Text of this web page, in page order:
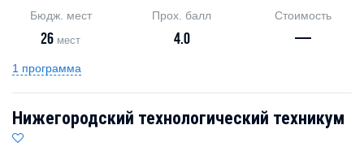
Бюдж. мест
26 мест
Прох. балл
4.0
Стоимость
—
1 программа
Нижегородский технологический техникум